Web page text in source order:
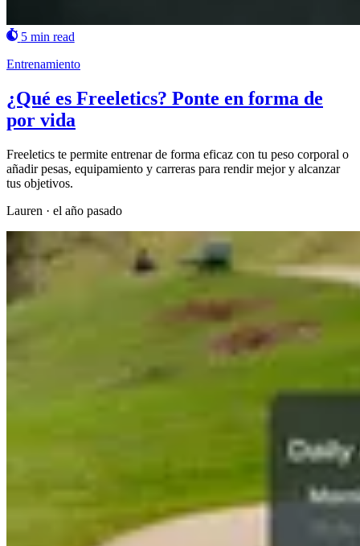
5 min read
Entrenamiento
¿Qué es Freeletics? Ponte en forma de
por vida
Freeletics te permite entrenar de forma eficaz con tu peso corporal o
añadir pesas, equipamiento y carreras para rendir mejor y alcanzar
tus objetivos.
Lauren · el año pasado